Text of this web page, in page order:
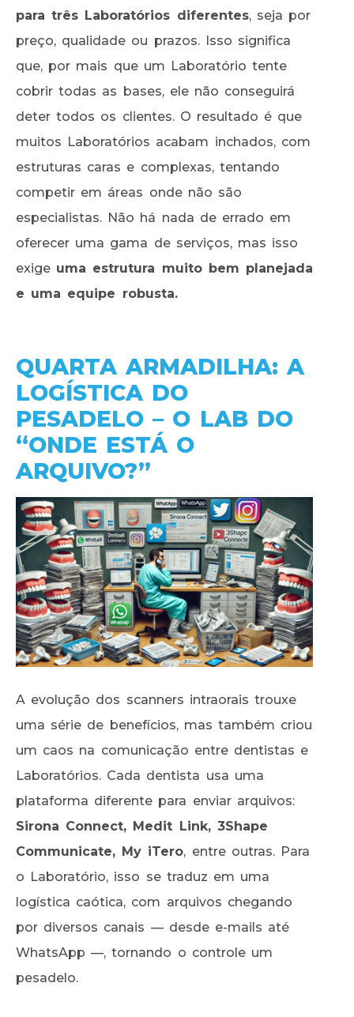
para três Laboratórios diferentes, seja por
preço, qualidade ou prazos. Isso significa
que, por mais que um Laboratório tente
cobrir todas as bases, ele não conseguirá
deter todos os clientes. O resultado é que
muitos Laboratórios acabam inchados, com
estruturas caras e complexas, tentando
competir em áreas onde não são
especialistas. Não há nada de errado em
oferecer uma gama de serviços, mas isso
exige uma estrutura muito bem planejada
e uma equipe robusta.
QUARTA ARMADILHA: A
LOGÍSTICA DO
PESADELO – O LAB DO
“ONDE ESTÁ O
ARQUIVO?”
A evolução dos scanners intraorais trouxe
uma série de benefícios, mas também criou
um caos na comunicação entre dentistas e
Laboratórios. Cada dentista usa uma
plataforma diferente para enviar arquivos:
Sirona Connect, Medit Link, 3Shape
Communicate, My iTero, entre outras. Para
o Laboratório, isso se traduz em uma
logística caótica, com arquivos chegando
por diversos canais — desde e-mails até
WhatsApp —, tornando o controle um
pesadelo.